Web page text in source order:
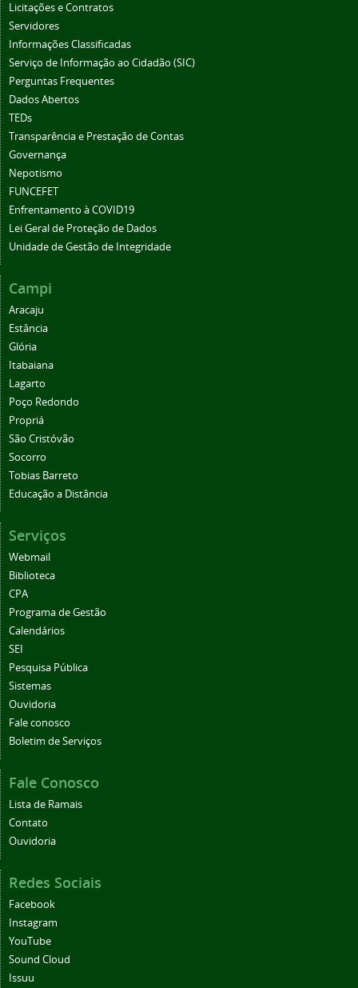
Licitações e Contratos
Servidores
Informações Classificadas
Serviço de Informação ao Cidadão (SIC)
Perguntas Frequentes
Dados Abertos
TEDs
Transparência e Prestação de Contas
Governança
Nepotismo
FUNCEFET
Enfrentamento à COVID19
Lei Geral de Proteção de Dados
Unidade de Gestão de Integridade
Campi
Aracaju
Estância
Glória
Itabaiana
Lagarto
Poço Redondo
Propriá
São Cristóvão
Socorro
Tobias Barreto
Educação a Distância
Serviços
Webmail
Biblioteca
CPA
Programa de Gestão
Calendários
SEI
Pesquisa Pública
Sistemas
Ouvidoria
Fale conosco
Boletim de Serviços
Fale Conosco
Lista de Ramais
Contato
Ouvidoria
Redes Sociais
Facebook
Instagram
YouTube
Sound Cloud
Issuu